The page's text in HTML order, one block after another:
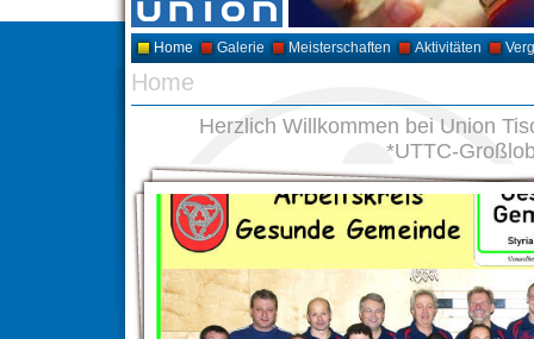
Home Galerie Meisterschaften Aktivitäten
Home
Herzlich Willkommen bei Union
*UTTC-